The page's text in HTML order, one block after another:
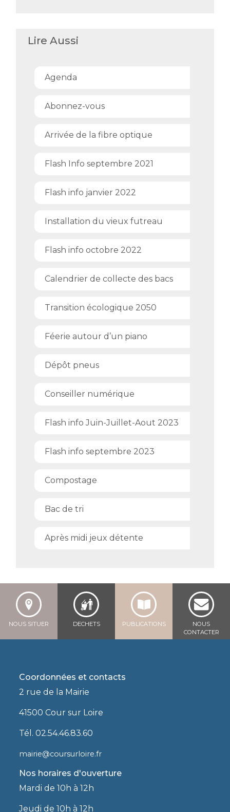
Lire Aussi
Agenda
Abonnez-vous
Arrivée de la fibre optique
Flash Info septembre 2021
Flash info janvier 2022
Installation du vieux futreau
Flash info octobre 2022
Calendrier de collecte des bacs
Transition écologique 2050
Féerie autour d’un piano
Dépôt pneus
Conseiller numérique
Flash info Juin-Juillet-Aout 2023
Flash info septembre 2023
Compostage
Bac de tri
Après midi jeux détente
NOUS SITUER DECHETS PUBLICATIONS
NOUS
CONTACTER
Coordonnées et contacts
2 rue de la Mairie
41500 Cour sur Loire
Tél. 02.54.46.83.60
mairie@coursurloire.fr
Nos horaires d'ouverture
Mardi de 10h à 12h
Jeudi de 10h à 12h